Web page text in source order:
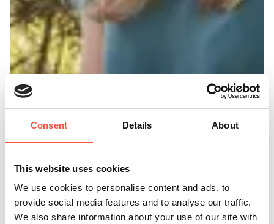
Consent Details About
This website uses cookies
We use cookies to personalise content and ads, to
provide social media features and to analyse our traffic.
We also share information about your use of our site with